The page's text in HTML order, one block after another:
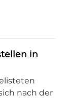
in
nach der